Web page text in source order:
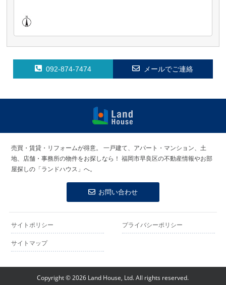
092-874-7474 メールでご連絡
買物件 | ラン
ドハウス
売買・賃貸・リフォームが得意。
一戸建て、アパート・マンション、土
地、店舗・事務所の物件をお探しなら！ 福岡市早良区の不動産情報やお部
屋探しの「ランドハウス」へ。
お問い合わせ
サイトポリシー プライバシーポリシー
サイトマップ
Copyright ©2026 Land House, Ltd. All rights reserved.